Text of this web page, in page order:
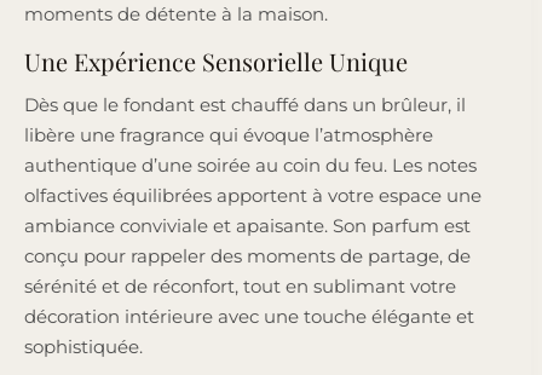
moments de détente à la maison.
Une Expérience Sensorielle Unique
Dès que le fondant est chauffé dans un brûleur, il
libère une fragrance qui évoque l’atmosphère
authentique d’une soirée au coin du feu. Les notes
olfactives équilibrées apportent à votre espace une
ambiance conviviale et apaisante. Son parfum est
conçu pour rappeler des moments de partage, de
sérénité et de réconfort, tout en sublimant votre
décoration intérieure avec une touche élégante et
sophistiquée.